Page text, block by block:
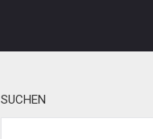
SUCHEN